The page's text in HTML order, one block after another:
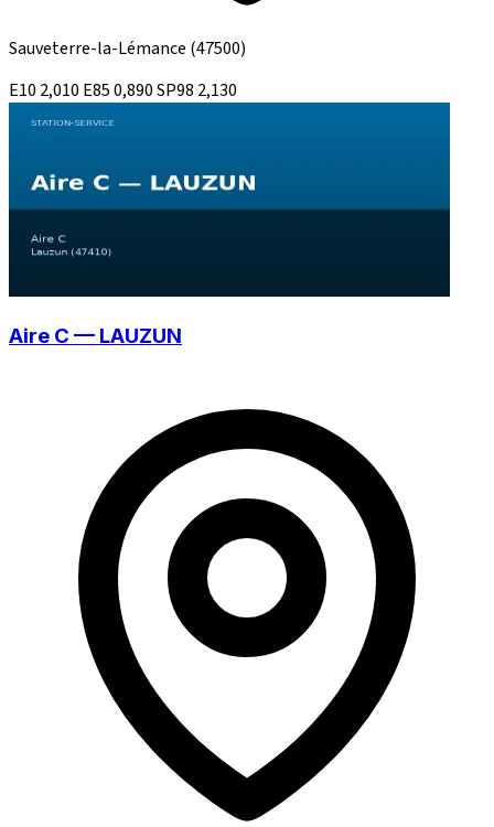
Sauveterre-la-Lémance (47500)
E10 2,010 E850,890SP98 2,130
Aire C — LAUZUN